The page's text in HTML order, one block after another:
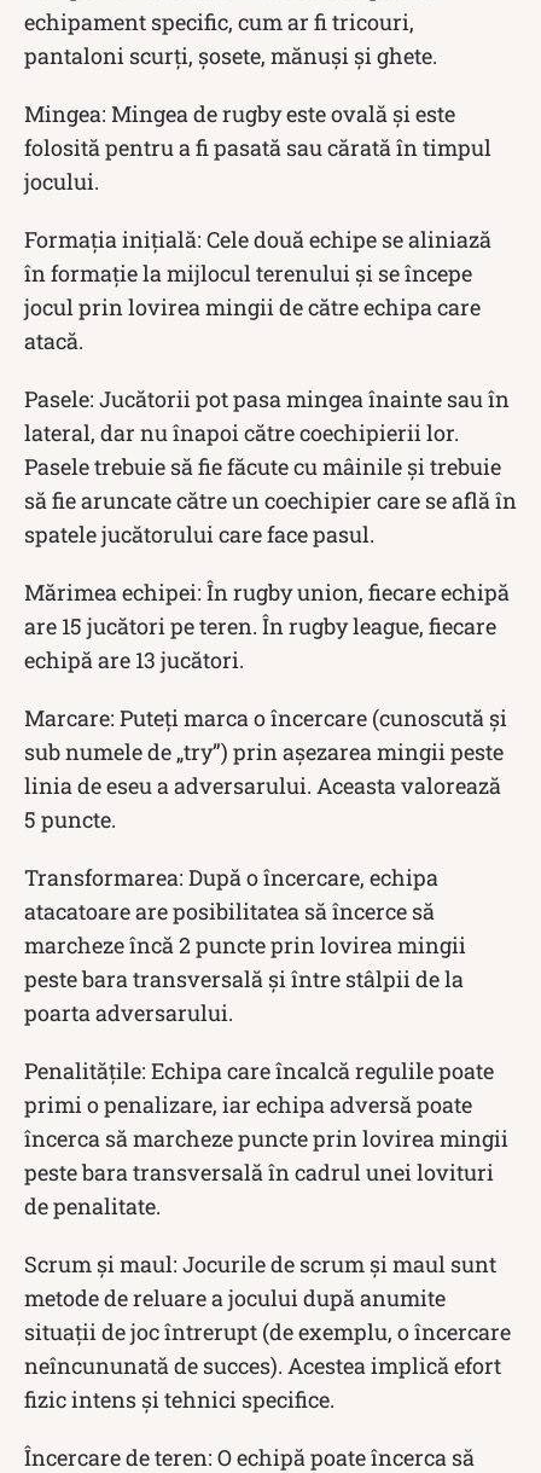
echipament specific, cum ar fi tricouri,
pantaloni scurți, șosete, mănuși și ghete.
Mingea: Mingea de rugby este ovală și este
folosită pentru a fi pasată sau cărată în timpul
jocului.
Formația inițială: Cele două echipe se aliniază
în formație la mijlocul terenului și se începe
jocul prin lovirea mingii de către echipa care
atacă.
Pasele: Jucătorii pot pasa mingea înainte sau în
lateral, dar nu înapoi către coechipierii lor.
Pasele trebuie să fie făcute cu mâinile și trebuie
să fie aruncate către un coechipier care se află în
spatele jucătorului care face pasul.
Mărimea echipei: În rugby union, fiecare echipă
are 15 jucători pe teren. În rugby league, fiecare
echipă are 13 jucători.
Marcare: Puteți marca o încercare (cunoscută și
sub numele de „try”) prin așezarea mingii peste
linia de eseu a adversarului. Aceasta valorează
5 puncte.
Transformarea: După o încercare, echipa
atacatoare are posibilitatea să încerce să
marcheze încă 2 puncte prin lovirea mingii
peste bara transversală și între stâlpii de la
poarta adversarului.
Penalitățile: Echipa care încalcă regulile poate
primi o penalizare, iar echipa adversă poate
încerca să marcheze puncte prin lovirea mingii
peste bara transversală în cadrul unei lovituri
de penalitate.
Scrum și maul: Jocurile de scrum și maul sunt
metode de reluare a jocului după anumite
situații de joc întrerupt (de exemplu, o încercare
neîncununată de succes). Acestea implică efort
fizic intens și tehnici specifice.
Încercare de teren: O echipă poate încerca să